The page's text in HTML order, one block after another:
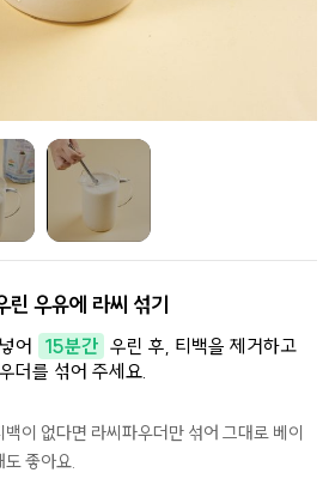
린 우유에 라씨 섞기
어 15분간 우린 후, 티백을 제거하고
더를 섞어 주세요.
백이 없다면 라씨파우더만 섞어 그대로 베이
좋아요.